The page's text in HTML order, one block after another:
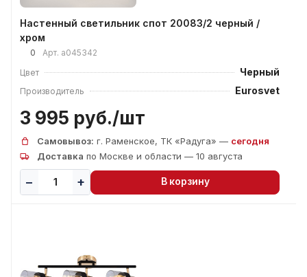
Настенный светильник спот 20083/2 черный /
хром
0 Арт. a045342
Цвет
Черный
Производитель Eurosvet
3 995 руб./шт
Самовывоз: г. Раменское, ТК «Радуга» — сегодня
Доставка по Москве и области — 10 августа
В корзину